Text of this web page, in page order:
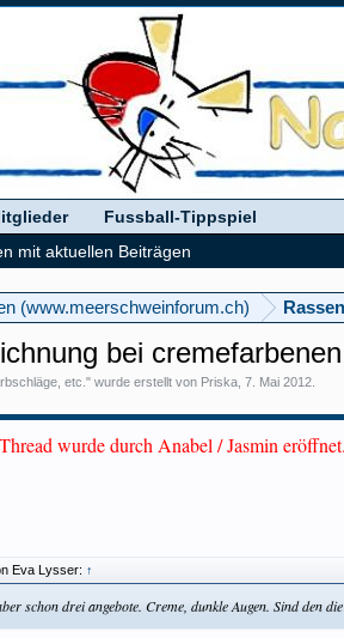
(www.meerschweinforum.ch)
bei
etc." wurde erstellt von Priska ,7. Mai 2012
wurde durch Anabel / Jasmin
Eva Lysser: ↑
schon drei angebote. Creme, dunkle Augen. Sind den
mit aktuellen Beiträgen
Fussball-Tippspiel